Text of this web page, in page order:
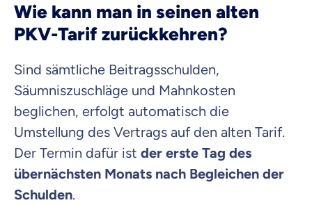
Wie kann man in seinen alten
PKV-Tarif zurückkehren?
Sind sämtliche Beitragsschulden,
Säumniszuschläge und Mahnkosten
beglichen, erfolgt automatisch die
Umstellung des Vertrags auf den alten Tarif.
Der Termin dafür ist der erste Tag des
übernächsten Monats nach Begleichen der
Schulden.